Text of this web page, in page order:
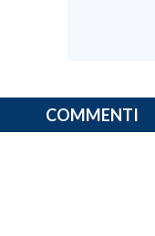
COMMENTI